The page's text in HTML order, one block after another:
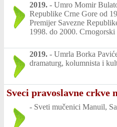
2019. - Umro Momir
Republike Crne Gore od
Premijer Savezne
1998. do 2000.
2019. - Umrla Borka
dramaturg, kolumnista i
Sveci pravoslavne crkve
- Sveti mučenici Manuil,